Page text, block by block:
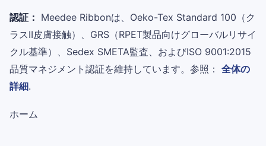
認証： Meedee Ribbonは、Oeko-Tex Standard 100（ク
ラスII皮膚接触）、GRS（RPET製品向けグローバルリサイ
クル基準）、Sedex SMETA監査、およびISO 9001:2015
品質マネジメント認証を維持しています。参照： 全体の
詳細.
ホーム